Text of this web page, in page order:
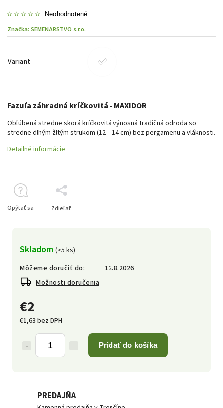
Neohodnotené
Značka: SEMENARSTVO s.r.o.
Variant
€2
€1,63 bez DPH
Pridať do košíka
Skladom (>5 ks)
Môžeme doručiť do:
12.8.2026
Možnosti doručenia
Fazuľa záhradná kríčkovitá - MAXIDOR
Obľúbená stredne skorá kríčkovitá výnosná tradičná odroda so
stredne dlhým žltým strukom (12 – 14 cm) bez pergamenu a vláknosti.
Detailné informácie
Opýtať sa Zdieľať
PREDAJŇA